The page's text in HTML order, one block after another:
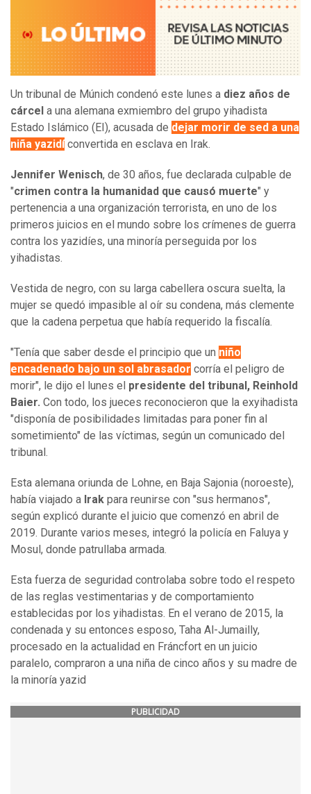
Un tribunal de Múnich condenó este lunes a diez años de
cárcel a una alemana exmiembro del grupo yihadista
Estado Islámico (EI), acusada de dejar morir de sed a una
niña yazidí convertida en esclava en Irak.
Jennifer Wenisch, de 30 años, fue declarada culpable de
"crimen contra la humanidad que causó muerte" y
pertenencia a una organización terrorista, en uno de los
primeros juicios en el mundo sobre los crímenes de guerra
contra los yazidíes, una minoría perseguida por los
yihadistas.
Vestida de negro, con su larga cabellera oscura suelta, la
mujer se quedó impasible al oír su condena, más clemente
que la cadena perpetua que había requerido la fiscalía.
"Tenía que saber desde el principio que un niño
encadenado bajo un sol abrasador corría el peligro de
morir", le dijo el lunes el presidente del tribunal, Reinhold
Baier. Con todo, los jueces reconocieron que la exyihadista
"disponía de posibilidades limitadas para poner fin al
sometimiento" de las víctimas, según un comunicado del
tribunal.
Esta alemana oriunda de Lohne, en Baja Sajonia (noroeste),
había viajado a Irak para reunirse con "sus hermanos",
según explicó durante el juicio que comenzó en abril de
2019. Durante varios meses, integró la policía en Faluya y
Mosul, donde patrullaba armada.
Esta fuerza de seguridad controlaba sobre todo el respeto
de las reglas vestimentarias y de comportamiento
establecidas por los yihadistas. En el verano de 2015, la
condenada y su entonces esposo, Taha Al-Jumailly,
procesado en la actualidad en Fráncfort en un juicio
paralelo, compraron a una niña de cinco años y su madre de
la minoría yazid
PUBLICIDAD